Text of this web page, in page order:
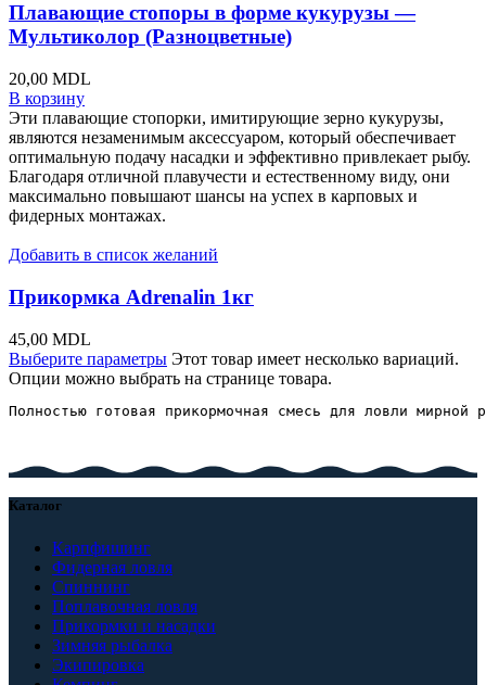
Плавающие стопоры в форме кукурузы —
Мультиколор (Разноцветные)
20,00 MDL
В корзину
Эти плавающие стопорки, имитирующие зерно кукурузы,
являются незаменимым аксессуаром, который обеспечивает
оптимальную подачу насадки и эффективно привлекает рыбу.
Благодаря отличной плавучести и естественному виду, они
максимально повышают шансы на успех в карповых и
фидерных монтажах.
Добавить в список желаний
Прикормка Adrenalin 1кг
45,00 MDL
Выберите параметры Этот товар имеет несколько вариаций.
Опции можно выбрать на странице товара.
Полностью готовая прикормочная смесь для ловли
Каталог
Карпфишинг
Фидерная ловля
Спиннинг
Поплавочная ловля
Прикормки и насадки
Зимняя рыбалка
Экипировка